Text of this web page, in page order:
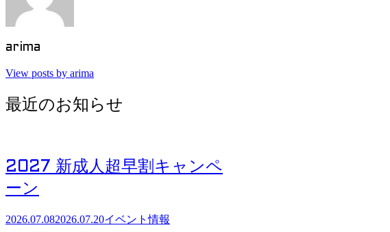
arima
View posts by arima
最近のお知らせ
2027 新成人超早割キャンペ
ーン
2026.07.082026.07.20イベント情報